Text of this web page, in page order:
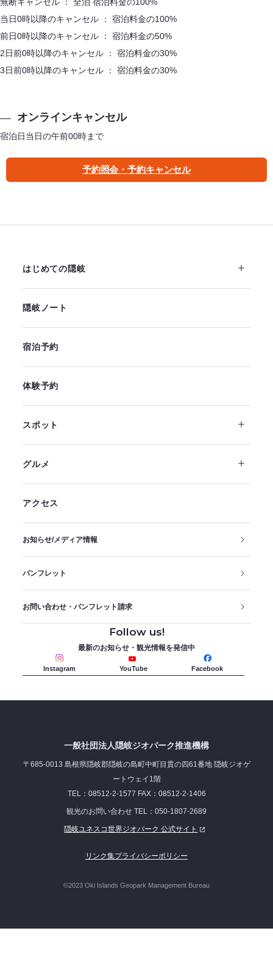
当日0時以降のキャンセル ： 宿泊料金の100%
前日0時以降のキャンセル ： 宿泊料金の50%
2日前0時以降のキャンセル ： 宿泊料金の30%
3日前0時以降のキャンセル ： 宿泊料金の30%
オンラインキャンセル
宿泊日当日の午前00時まで
予約照会・予約キャンセル
はじめての隠岐
隠岐ノート
宿泊予約
体験予約
スポット
グルメ
アクセス
お知らせ/メディア情報
パンフレット
お問い合わせ・パンフレット請求
Follow us!
最新のお知らせ・観光情報を発信中
Instagram YouTube Facebook
一般社団法人隠岐ジオパーク推進機構
〒685-0013 島根県隠岐郡隠岐の島町中町目貫の四61番地 隠岐ジオゲ
ートウェイ1階
TEL：08512-2-1577 FAX：08512-2-1406
観光のお問い合わせ TEL：050-1807-2689
隠岐ユネスコ世界ジオパーク 公式サイト
リンク集プライバシーポリシー
©2023 Oki Islands Geopark Management Bureau